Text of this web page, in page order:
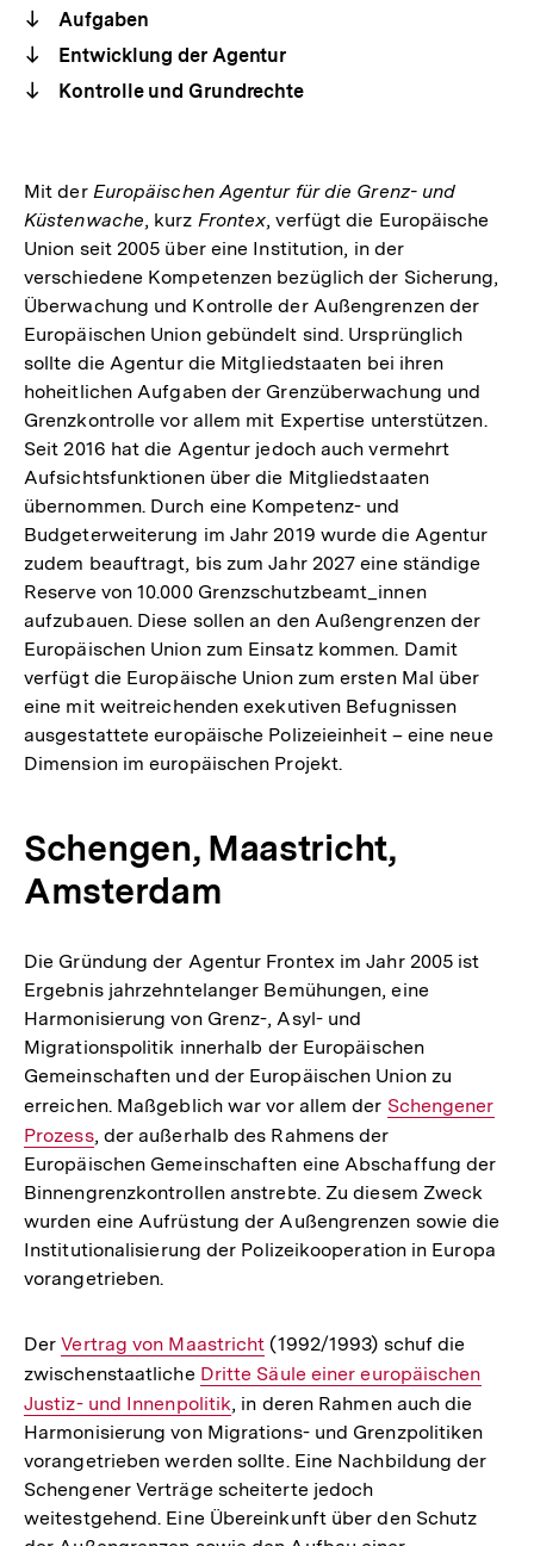
Aufgaben
Entwicklung der Agentur
Kontrolle und Grundrechte
Mit der Europäischen Agentur für die Grenz- und
Küstenwache, kurz Frontex, verfügt die Europäische
Union seit 2005 über eine Institution, in der
verschiedene Kompetenzen bezüglich der Sicherung,
Überwachung und Kontrolle der Außengrenzen der
Europäischen Union gebündelt sind. Ursprünglich
sollte die Agentur die Mitgliedstaaten bei ihren
hoheitlichen Aufgaben der Grenzüberwachung und
Grenzkontrolle vor allem mit Expertise unterstützen.
Seit 2016 hat die Agentur jedoch auch vermehrt
Aufsichtsfunktionen über die Mitgliedstaaten
übernommen. Durch eine Kompetenz- und
Budgeterweiterung im Jahr 2019 wurde die Agentur
zudem beauftragt, bis zum Jahr 2027 eine ständige
Reserve von 10.000 Grenzschutzbeamt_innen
aufzubauen. Diese sollen an den Außengrenzen der
Europäischen Union zum Einsatz kommen. Damit
verfügt die Europäische Union zum ersten Mal über
eine mit weitreichenden exekutiven Befugnissen
ausgestattete europäische Polizeieinheit – eine neue
Dimension im europäischen Projekt.
Schengen, Maastricht,
Amsterdam
Die Gründung der Agentur Frontex im Jahr 2005 ist
Ergebnis jahrzehntelanger Bemühungen, eine
Harmonisierung von Grenz-, Asyl- und
Migrationspolitik innerhalb der Europäischen
Gemeinschaften und der Europäischen Union zu
erreichen. Maßgeblich war vor allem der Interner
Link:
Schengener
Prozess, der außerhalb des Rahmens der
Europäischen Gemeinschaften eine Abschaffung der
Binnengrenzkontrollen anstrebte. Zu diesem Zweck
wurden eine Aufrüstung der Außengrenzen sowie die
Institutionalisierung der Polizeikooperation in Europa
vorangetrieben.
DerInterner
Link:
Vertrag von Maastricht (1992/1993) schuf die
zwischenstaatliche Interner
Link:
Dritte Säule einer europäischen
Justiz- und Innenpolitik, in deren Rahmen auch die
Harmonisierung von Migrations- und Grenzpolitiken
vorangetrieben werden sollte. Eine Nachbildung der
Schengener Verträge scheiterte jedoch
weitestgehend. Eine Übereinkunft über den Schutz